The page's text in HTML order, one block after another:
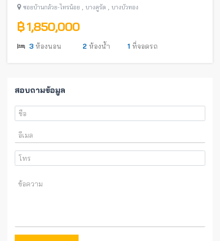
ซอยบ้านกล้วย-ไทรน้อย , บางคูรัด , บางบัวทอง
฿ 1,850,000
3 ห้องนอน 2 ห้องน้ำ 1 ที่จอดรถ
สอบถามข้อมูล